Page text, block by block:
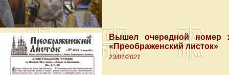
Вышел очередной номер
«Преображенский листок»
23/01/2021